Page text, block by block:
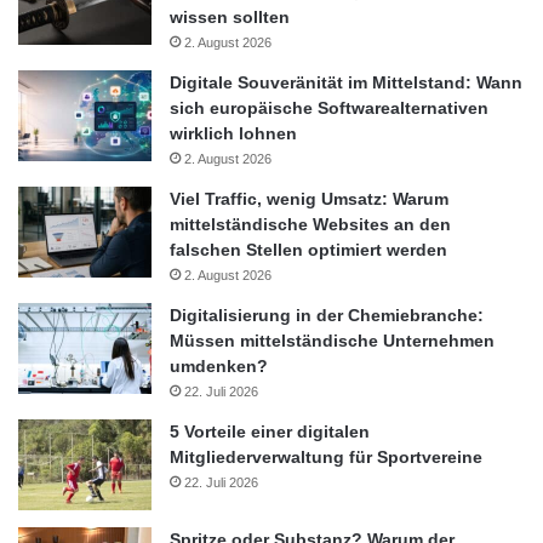
beziehungsweise „gebräuchlichen Versuchen“. Es sei davon
auszugehen, dass es bereits Filmaufnahmen gebe und so die
Versuche von Studierenden nicht erneut durchgeführt werden
müssen. Das Verwaltungsgericht Köln bestätigte damit die
Rechtmäßigkeit der Untersagungsverfügung des Landes
Human und fortschrittlich
Dieses Gerichtsurteil ist richtungsweisend für den Vollzug des
Tierschutzgesetzes und bedingt eine humanere und
fortschrittlichere Handlungsweise. „Wir freuen uns, dass die
genehmigende Behörde hier ihrer Verpflichtung nachgekommen
Claudia Gerlach. Die Entscheidungen sind ein Vorbild für andere
Bundesländer, Tierversuche kritisch auf Entbehrlichkeit zu
prüfen, was insbesondere bei Ausbildungszwecken gegeben ist,
und diese dann konsequent zu verbieten.
wissen sollten
2. August 2026
Digitale Souveränität im Mittelstand: Wann
sich europäische Softwarealternativen
wirklich lohnen
2. August 2026
Viel Traffic, wenig Umsatz: Warum
mittelständische Websites an den
falschen Stellen optimiert werden
2. August 2026
Digitalisierung in der Chemiebranche:
Müssen mittelständische Unternehmen
umdenken?
22. Juli 2026
5 Vorteile einer digitalen
Mitgliederverwaltung für Sportvereine
22. Juli 2026